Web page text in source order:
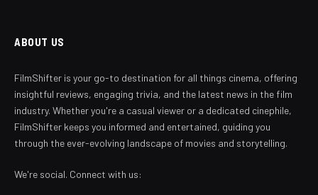
ABOUT US
FilmShifter is your go-to destination for all things cinema, offering
insightful reviews, engaging trivia, and the latest news in the film
industry. Whether you're a casual viewer or a dedicated cinephile,
FilmShifter keeps you informed and entertained, guiding you
through the ever-evolving landscape of movies and storytelling.
We're social. Connect with us: